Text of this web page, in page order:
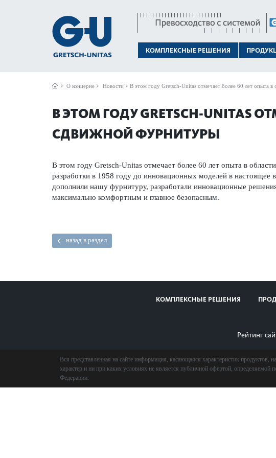
КОМПЛЕКСНЫЕ РЕШЕНИЯ
О концерне Новости В этом году Gretsch-Unitas отмечает более 60 лет опыта
В ЭТОМ ГОДУ GRETSCH-
СДВИЖНОЙ ФУРНИТУРЫ
В этом году Gretsch-Unitas отмечает более 60 лет опыта в области
разработки в 1958 году до инновационных моделей в настоящее
дополнили нашу фурнитуру, разработали инновационные
максимально комфортным и главное безопасным.
назад в раздел
КОМПЛЕКСНЫЕ РЕШЕНИЯ
Рейтинг
Вся представленная на сайте информация, касающаяся характеристик
характер и ни при каких условиях не является публичной офертой, определяемой
Федерации.